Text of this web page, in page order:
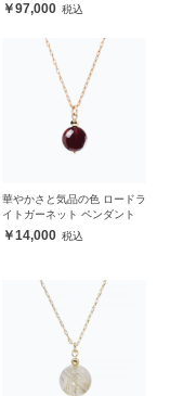
97,000
華やかさと気品の色 ロードラ
イトガーネット ペンダント
14,000